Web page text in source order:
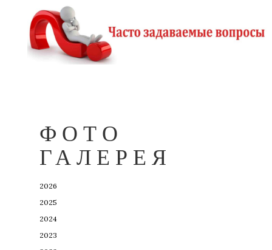
ФОТО
ГАЛЕРЕЯ
2026
2025
2024
2023